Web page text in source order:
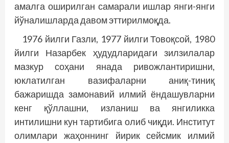
амалга оширилган самарали ишлар янги-янги
йўналишларда давом эттирилмоқда.
1976 йилги Газли, 1977 йилги Товоқсой, 1980
йилги Назарбек ҳудудларидаги зилзилалар
мазкур соҳани янада ривожлантиришни,
юклатилган вазифаларни аниқ-тиниқ
бажаришда замонавий илмий ёндашувларни
кенг қўллашни, изланиш ва янгиликка
интилишни кун тартибига олиб чиқди. Институт
олимлари жаҳоннинг йирик сейсмик илмий